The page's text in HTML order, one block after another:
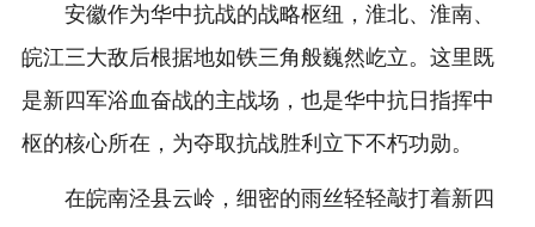
安徽作为华中抗战的战略枢纽，淮北、淮南、
皖江三大敌后根据地如铁三角般巍然屹立。这里既
是新四军浴血奋战的主战场，也是华中抗日指挥中
枢的核心所在，为夺取抗战胜利立下不朽功勋。
在皖南泾县云岭，细密的雨丝轻轻敲打着新四